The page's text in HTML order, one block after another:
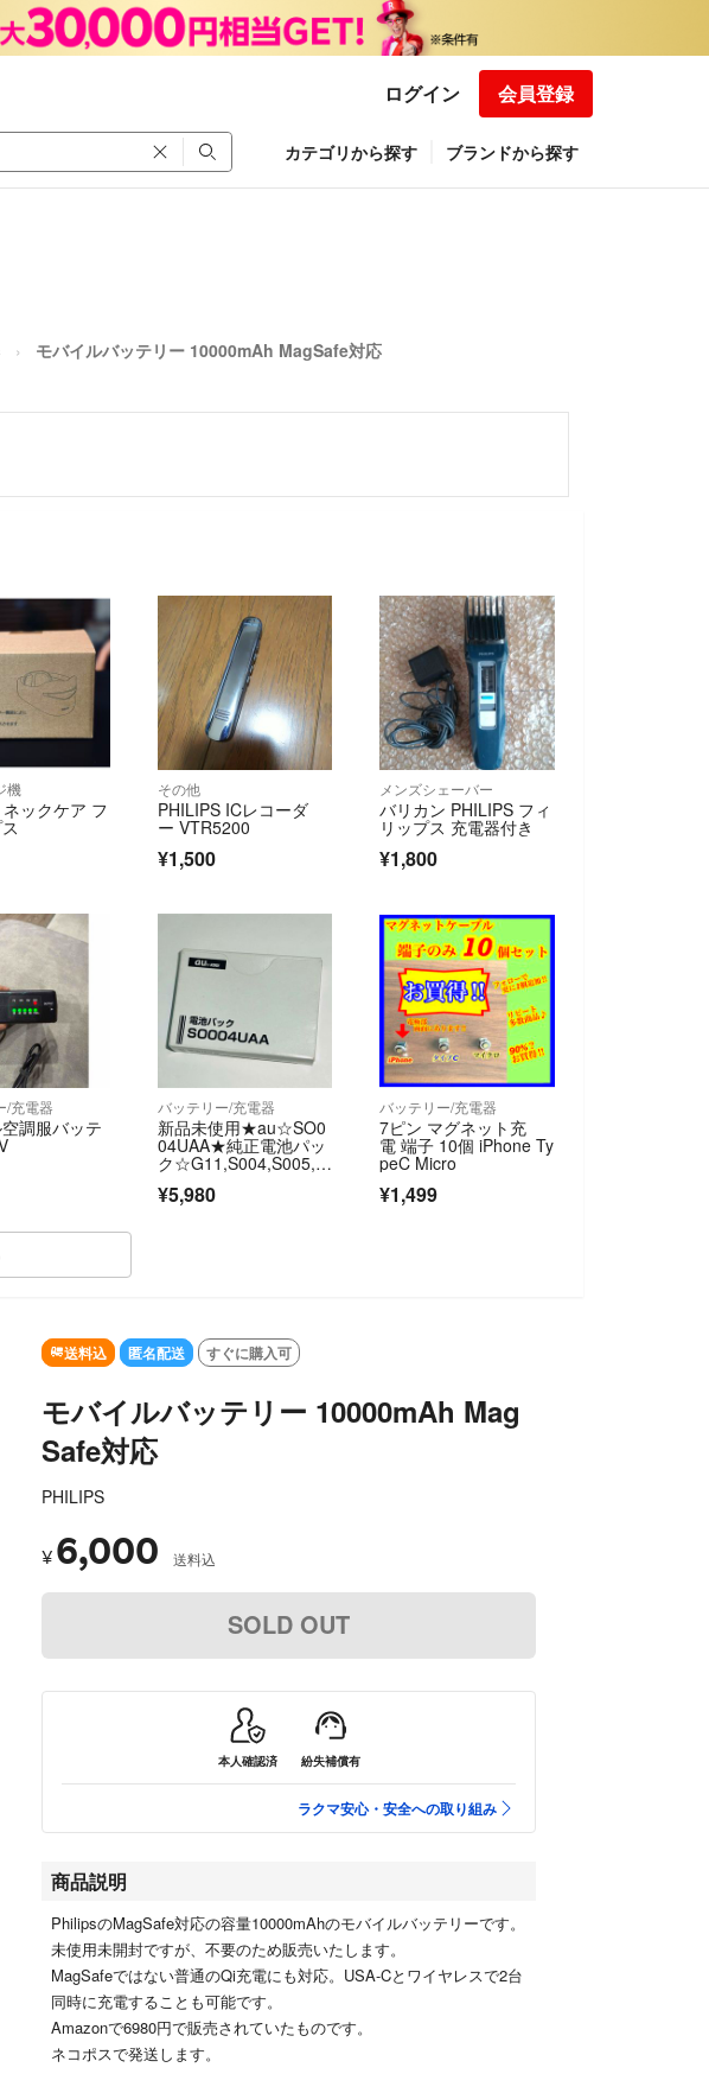
ログイン 会員登録
カテゴリから探す ブランドから探す
モバイルバッテリー 10000mAh MagSafe対応
機
ックケア フ
その他
PHILIPS ICレコーダ
ー VTR5200
¥1,500
メンズシェーバー
バリカン PHILIPS フィ
リップス 充電器付き
¥1,800
/充電器
調服バッテ
バッテリー/充電器
新品未使用★au☆SO0
04UAA★純正電池パッ
ク☆G11,S004,S005,S
☆送料無料
¥5,980
バッテリー/充電器
7ピン マグネット充
電 端子 10個 iPhone Ty
peC Micro
¥1,499
SOLD OUT
送料込 匿名配送 すぐに購入可
モバイルバッテリー 10000mAh Mag
Safe対応
PHILIPS
¥ 6,000 送料込
SOLD OUT
本人確認済 紛失補償有
ラクマ安心・安全への取り組み
商品説明
PhilipsのMagSafe対応の容量10000mAhのモバイルバッテリーです。
未使用未開封ですが、不要のため販売いたします。
MagSafeではない普通のQi充電にも対応。USA-Cとワイヤレスで2台
同時に充電することも可能です。
Amazonで6980円で販売されていたものです。
ネコポスで発送します。